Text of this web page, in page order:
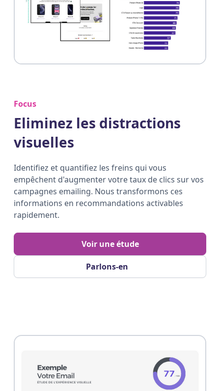
Focus
Eliminez les distractions
visuelles
Identifiez et quantifiez les freins qui vous
empêchent d'augmenter votre taux de clics sur vos
campagnes emailing. Nous transformons ces
informations en recommandations activables
rapidement.
Parlons-en
Voir une étude